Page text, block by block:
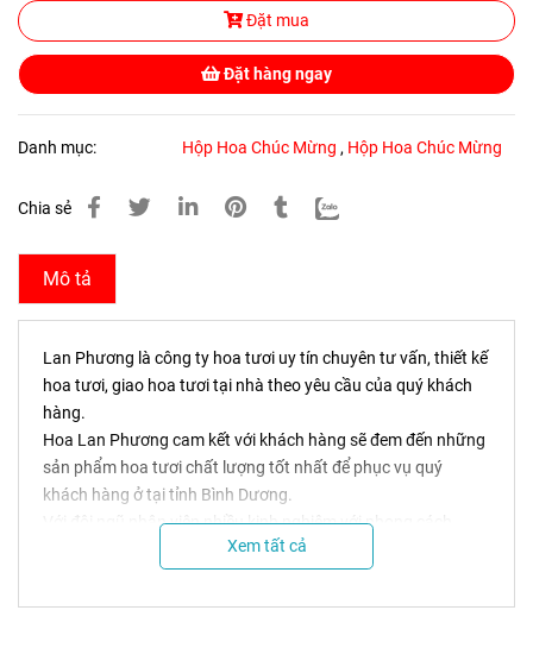
Đặt mua
Đặt hàng ngay
Danh mục: Hộp Hoa Chúc Mừng , Hộp Hoa Chúc Mừng
Chia sẻ
Mô tả
Lan Phương là công ty hoa tươi uy tín chuyên tư vấn, thiết kế
hoa tươi, giao hoa tươi tại nhà theo yêu cầu của quý khách
hàng.
Hoa Lan Phương cam kết với khách hàng sẽ đem đến những
sản phẩm hoa tươi chất lượng tốt nhất để phục vụ quý
khách hàng ở tại tỉnh Bình Dương.
Với đội ngũ nhân viên nhiều kinh nghiệm với phong cách
phục vụ chu đáo, nhiệt tình và chuyên nghiệp sẽ mang đến
Nhân viên tư vấn bán hoa tận tâm sẽ luôn đáp ứng mọi nhu
Xem tất cả